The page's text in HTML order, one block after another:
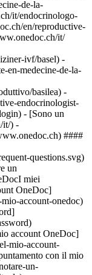
de-la-
it/endocrinologo-
en/reproductive-
it/
ivf/basel) -
en-medecine-de-la-
basilea) -
endocrinologist-
- [Sono un
it/) -
####
questions.svg)
un
miei
OneDoc]
account-onedoc)
account OneDoc]
mio-account-
con il mio
un-